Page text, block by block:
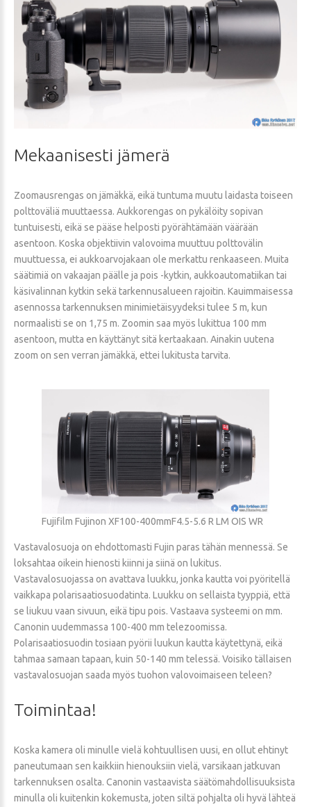
Mekaanisesti jämerä
Zoomausrengas on jämäkkä, eikä tuntuma muutu laidasta toiseen
polttoväliä muuttaessa. Aukkorengas on pykälöity sopivan
tuntuisesti, eikä se pääse helposti pyörähtämään väärään
asentoon. Koska objektiivin valovoima muuttuu polttovälin
muuttuessa, ei aukkoarvojakaan ole merkattu renkaaseen. Muita
säätimiä on vakaajan päälle ja pois -kytkin, aukkoautomatiikan tai
käsivalinnan kytkin sekä tarkennusalueen rajoitin. Kauimmaisessa
asennossa tarkennuksen minimietäisyydeksi tulee 5 m, kun
normaalisti se on 1,75 m. Zoomin saa myös lukittua 100 mm
asentoon, mutta en käyttänyt sitä kertaakaan. Ainakin uutena
zoom on sen verran jämäkkä, ettei lukitusta tarvita.
Fujifilm Fujinon XF100-400mmF4.5-5.6 R LM OIS WR
Vastavalosuoja on ehdottomasti Fujin paras tähän mennessä. Se
loksahtaa oikein hienosti kiinni ja siinä on lukitus.
Vastavalosuojassa on avattava luukku, jonka kautta voi pyöritellä
vaikkapa polarisaatiosuodatinta. Luukku on sellaista tyyppiä, että
se liukuu vaan sivuun, eikä tipu pois. Vastaava systeemi on mm.
Canonin uudemmassa 100-400 mm telezoomissa.
Polarisaatiosuodin tosiaan pyörii luukun kautta käytettynä, eikä
tahmaa samaan tapaan, kuin 50-140 mm telessä. Voisiko tällaisen
vastavalosuojan saada myös tuohon valovoimaiseen teleen?
Toimintaa!
Koska kamera oli minulle vielä kohtuullisen uusi, en ollut ehtinyt
paneutumaan sen kaikkiin hienouksiin vielä, varsikaan jatkuvan
tarkennuksen osalta. Canonin vastaavista säätömahdollisuuksista
minulla oli kuitenkin kokemusta, joten siltä pohjalta oli hyvä lähteä